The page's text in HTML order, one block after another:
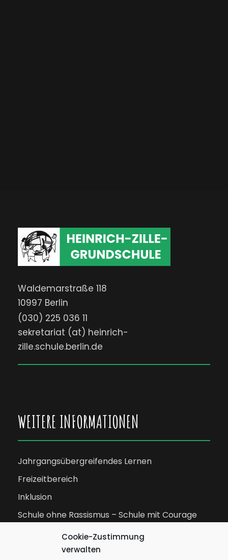
Cookie-Zustimmung
verwalten
Waldemarstraße 118
10997 Berlin
(030) 225 036 11
sekretariat (at) heinrich-
zille.schule.berlin.de
WEITERE INFORMATIONEN
Jahrgangsübergreifendes Lernen
Freizeitbereich
Inklusion
Schule ohne Rassismus – Schule mit Courage
Schulbibliothek
Lernwerkstatt